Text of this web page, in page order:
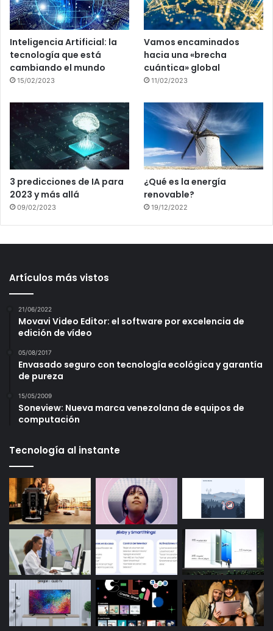
Inteligencia Artificial: la
tecnología que está
cambiando el mundo
15/02/2023
Vamos encaminados
hacia una «brecha
cuántica» global
11/02/2023
3 predicciones de IA para
2023 y más allá
09/02/2023
¿Qué es la energía
renovable?
19/12/2022
Artículos más vistos
21/06/2022
Movavi Video Editor: el software por excelencia de
edición de vídeo
05/08/2017
Envasado seguro con tecnología ecológica y garantía
de pureza
15/05/2009
Soneview: Nueva marca venezolana de equipos de
computación
Tecnología al instante